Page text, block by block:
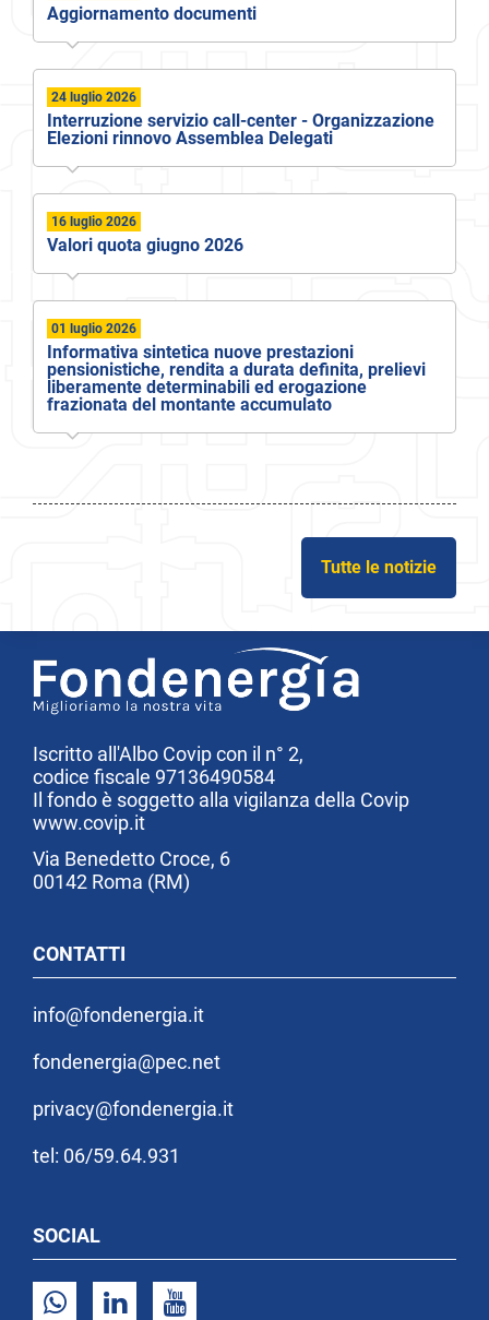
Aggiornamento documenti
24 luglio 2026
Interruzione servizio call-center - Organizzazione
Elezioni rinnovo Assemblea Delegati
16 luglio 2026
Valori quota giugno 2026
01 luglio 2026
Informativa sintetica nuove prestazioni
pensionistiche, rendita a durata definita, prelievi
liberamente determinabili ed erogazione
frazionata del montante accumulato
Tutte le notizie
Iscritto all'Albo Covip con il n° 2,
codice fiscale 97136490584
Il fondo è soggetto alla vigilanza della Covip
www.covip.it
Via Benedetto Croce, 6
00142 Roma (RM)
CONTATTI
info@fondenergia.it
fondenergia@pec.net
privacy@fondenergia.it
tel: 06/59.64.931
SOCIAL